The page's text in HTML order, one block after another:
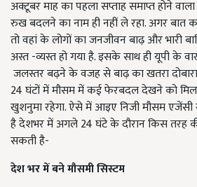
अक्टूबर माह का पहला सप्ताह समाप्त होने
रुख बदलने का नाम ही नहीं ले रहा. अगर बात
तो वहां के लोगों का जनजीवन बाढ़ और भारी
अस्त -व्यस्त हो गया है. इसके साथ ही यूपी के
जलस्तर बढ़ने के वजह से बाढ़ का खतरा
24 घंटों में मौसम में कई फेरबदल देखने को
खुशनुमा रहेगा. ऐसे में आइए निजी मौसम
है देशभर में अगले 24 घंटे के दौरान किस तरह की
सकती है-
देश भर में बने मौसमी सिस्टम